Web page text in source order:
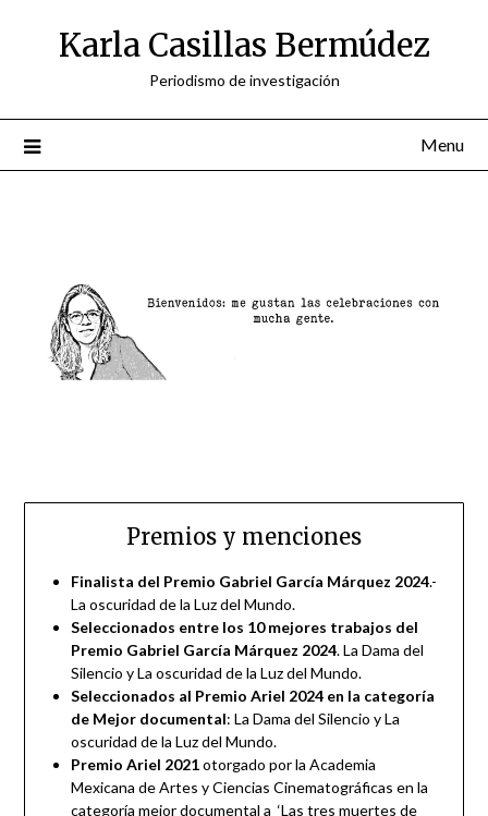
Karla Casillas Bermúdez
Periodismo de investigación
Menu
Premios y menciones
Finalista del Premio Gabriel García Márquez 2024.-
La oscuridad de la Luz del Mundo.
Seleccionados entre los 10 mejores trabajos del
Premio Gabriel García Márquez 2024. La Dama del
Silencio y La oscuridad de la Luz del Mundo.
Seleccionados al Premio Ariel 2024 en la categoría
de Mejor documental: La Dama del Silencio y La
oscuridad de la Luz del Mundo.
Premio Ariel 2021otorgado por la Academia
Mexicana de Artes y Ciencias Cinematográficas en la
categoría mejor documental a ‘Las tres muertes de